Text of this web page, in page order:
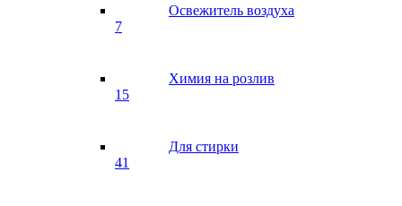
Освежитель воздуха
7
Химия на розлив
15
Для стирки
41